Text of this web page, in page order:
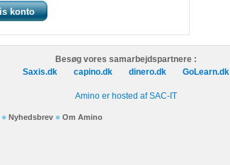
Besøg vores samarbejdspartnere :
Saxis.dk
capino.dk dinero.dk GoLearn.dk
Amino er hosted af SAC-IT
Nyhedsbrev Om Amino